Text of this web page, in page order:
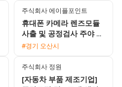
주식회사 에이플포인트
휴대폰 카메라 렌즈모듈
사출 및 공정검사 주야 2
교대 사원 모집
#경기 오산시
주식회사 정원
[자동차 부품 제조기업]